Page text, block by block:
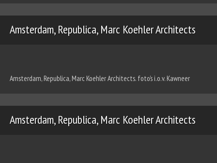
Amsterdam, Republica, Marc Koehler Architects
Amsterdam, Republica, Marc Koehler Architects. foto’s i.o.v. Kawneer
Amsterdam, Republica, Marc Koehler Architects